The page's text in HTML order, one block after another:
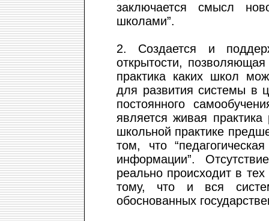
заключается смысл
школами”.
2. Создается и
открытости,
практика каких школ
для развития системы в
постоянного
является живая
школьной практике
том, что
информации”.
реально происходит в
тому, что и вся
обоснованных